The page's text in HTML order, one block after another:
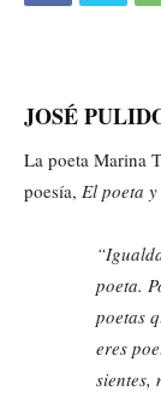
JOSÉ
La poeta Marina
poesía, El poeta
poeta.
poetas
eres
sientes,